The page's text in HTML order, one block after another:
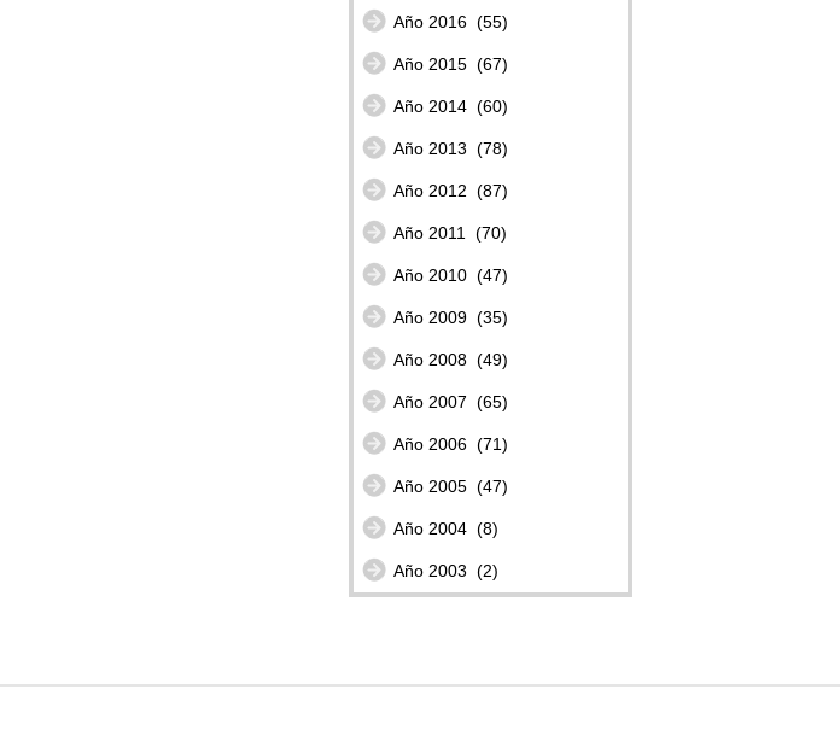
Año 2016 (55)
Año 2015 (67)
Año 2014 (60)
Año 2013 (78)
Año 2012 (87)
Año 2011 (70)
Año 2010 (47)
Año 2009 (35)
Año 2008 (49)
Año 2007 (65)
Año 2006 (71)
Año 2005 (47)
Año 2004 (8)
Año 2003 (2)